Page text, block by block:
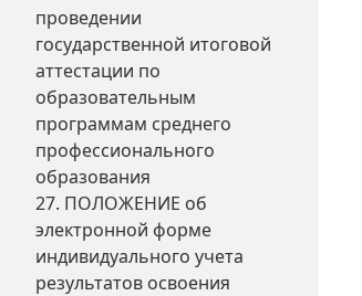
проведении
государственной итоговой
аттестации по
образовательным
программам среднего
профессионального
образования
27. ПОЛОЖЕНИЕ об
электронной форме
индивидуального учета
результатов освоения